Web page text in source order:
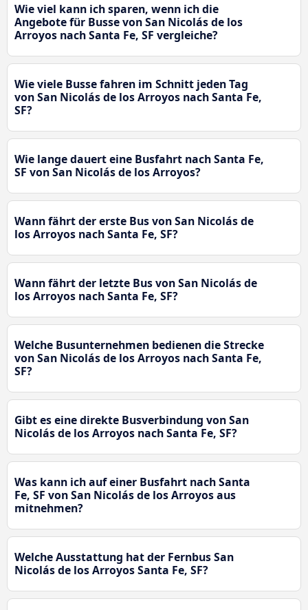
Wie viel kann ich sparen, wenn ich die
Angebote für Busse von San Nicolás de los
Arroyos nach Santa Fe, SF vergleiche?
Wie viele Busse fahren im Schnitt jeden Tag
von San Nicolás de los Arroyos nach Santa Fe,
SF?
Wie lange dauert eine Busfahrt nach Santa Fe,
SF von San Nicolás de los Arroyos?
Wann fährt der erste Bus von San Nicolás de
los Arroyos nach Santa Fe, SF?
Wann fährt der letzte Bus von San Nicolás de
los Arroyos nach Santa Fe, SF?
Welche Busunternehmen bedienen die Strecke
von San Nicolás de los Arroyos nach Santa Fe,
SF?
Gibt es eine direkte Busverbindung von San
Nicolás de los Arroyos nach Santa Fe, SF?
Was kann ich auf einer Busfahrt nach Santa
Fe, SF von San Nicolás de los Arroyos aus
mitnehmen?
Welche Ausstattung hat der Fernbus San
Nicolás de los Arroyos Santa Fe, SF?